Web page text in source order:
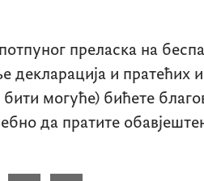
преласка на
декларација и пратећих
могуће) бићете
да пратите